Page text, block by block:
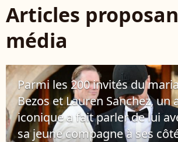
Articles
média
Parmi les 200 invités du
Bezos et Lauren Sanchez, un
iconique a fait parler de lui
sa jeune compagne à ses